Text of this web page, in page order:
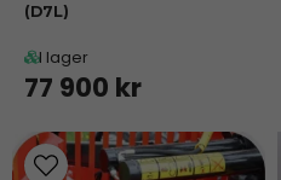
(D7L)
I lager
77 900 kr